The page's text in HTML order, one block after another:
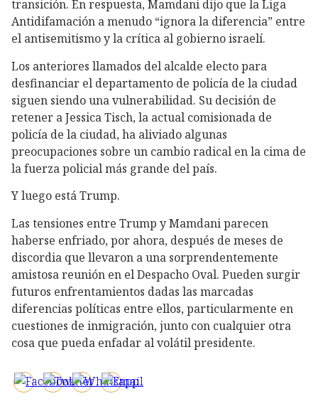
transición. En respuesta, Mamdani dijo que la Liga
Antidifamación a menudo “ignora la diferencia” entre
el antisemitismo y la crítica al gobierno israelí.
Los anteriores llamados del alcalde electo para
desfinanciar el departamento de policía de la ciudad
siguen siendo una vulnerabilidad. Su decisión de
retener a Jessica Tisch, la actual comisionada de
policía de la ciudad, ha aliviado algunas
preocupaciones sobre un cambio radical en la cima de
la fuerza policial más grande del país.
Y luego está Trump.
Las tensiones entre Trump y Mamdani parecen
haberse enfriado, por ahora, después de meses de
discordia que llevaron a una sorprendentemente
amistosa reunión en el Despacho Oval. Pueden surgir
futuros enfrentamientos dadas las marcadas
diferencias políticas entre ellos, particularmente en
cuestiones de inmigración, junto con cualquier otra
cosa que pueda enfadar al volátil presidente.